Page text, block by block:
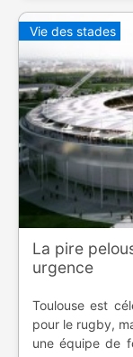
Vie des stades
La pire
urgence
Toulouse est
pour le rugby,
une équipe de